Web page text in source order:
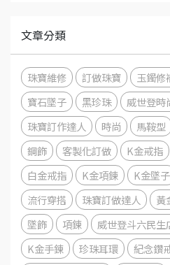
文章分類
珠寶維修 訂做珠寶 玉鐲修
寶石墜子
黑珍珠 威世登時
珠寶訂作達人
時尚 馬鞍型
鋼飾
客製化訂做 K金戒指
白金戒指
K金項鍊 K金墜子
流行穿搭
珠寶訂做達人 黃
墜飾
項鍊 威世登斗六民生
K金手鍊
珍珠耳環 紀念鑽